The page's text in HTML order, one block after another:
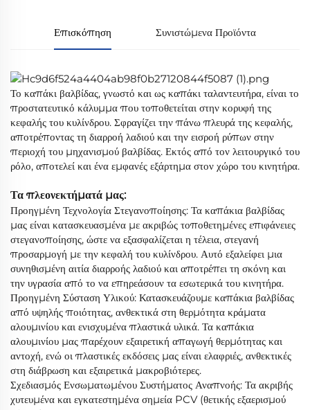
Επισκόπηση Συνιστώμενα Προϊόντα
Το καπάκι βαλβίδας, γνωστό και ως καπάκι ταλαντευτήρα, είναι το
προστατευτικό κάλυμμα που τοποθετείται στην κορυφή της
κεφαλής του κυλίνδρου. Σφραγίζει την πάνω πλευρά της κεφαλής,
αποτρέποντας τη διαρροή λαδιού και την εισροή ρύπων στην
περιοχή του μηχανισμού βαλβίδας. Εκτός από τον λειτουργικό του
ρόλο, αποτελεί και ένα εμφανές εξάρτημα στον χώρο του κινητήρα.
Τα πλεονεκτήματά μας:
Προηγμένη Τεχνολογία Στεγανοποίησης: Τα καπάκια βαλβίδας
μας είναι κατασκευασμένα με ακριβώς τοποθετημένες επιφάνειες
στεγανοποίησης, ώστε να εξασφαλίζεται η τέλεια, στεγανή
προσαρμογή με την κεφαλή του κυλίνδρου. Αυτό εξαλείφει μια
συνηθισμένη αιτία διαρροής λαδιού και αποτρέπει τη σκόνη και
την υγρασία από το να επηρεάσουν τα εσωτερικά του κινητήρα.
Προηγμένη Σύσταση Υλικού: Κατασκευάζουμε καπάκια βαλβίδας
από υψηλής ποιότητας, ανθεκτικά στη θερμότητα κράματα
αλουμινίου και ενισχυμένα πλαστικά υλικά. Τα καπάκια
αλουμινίου μας παρέχουν εξαιρετική απαγωγή θερμότητας και
αντοχή, ενώ οι πλαστικές εκδόσεις μας είναι ελαφριές, ανθεκτικές
στη διάβρωση και εξαιρετικά μακροβιότερες.
Σχεδιασμός Ενσωματωμένου Συστήματος Αναπνοής: Τα ακριβής
χυτευμένα και εγκατεστημένα σημεία PCV (θετικής εξαερισμού